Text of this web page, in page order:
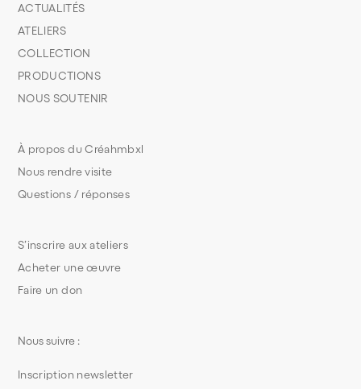
S’inscrire aux ateliers
Acheter une œuvre
Faire un don
À propos du Créahmbxl
Nous rendre visite
Questions / réponses
ACTUALITÉS
ATELIERS
COLLECTION
PRODUCTIONS
NOUS SOUTENIR
Nous suivre :
Inscription newsletter